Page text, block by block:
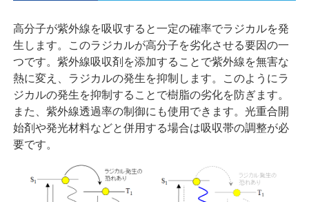
高分子が紫外線を吸収すると一定の確率でラジカルを発
生します。このラジカルが高分子を劣化させる要因の一
つです。紫外線吸収剤を添加することで紫外線を無害な
熱に変え、ラジカルの発生を抑制します。このようにラ
ジカルの発生を抑制することで樹脂の劣化を防ぎます。
また、紫外線透過率の制御にも使用できます。光重合開
始剤や発光材料などと併用する場合は吸収帯の調整が必
要です。